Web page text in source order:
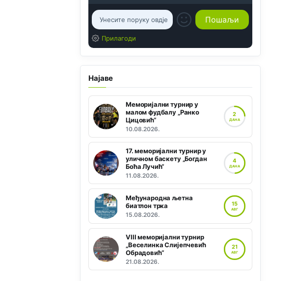
Прилагоди
Најаве
Меморијални турнир у
малом фудбалу „Ранко
Цицовић“
10.08.2026.
2
ДАНА
17. меморијални турнир у
уличном баскету „Богдан
Боћа Лучић“
11.08.2026.
4
ДАНА
Међународна љетна
биатлон трка
15.08.2026.
15
АВГ
VIII меморијални турнир
„Веселинка Слијепчевић
Обрадовић“
21.08.2026.
21
АВГ